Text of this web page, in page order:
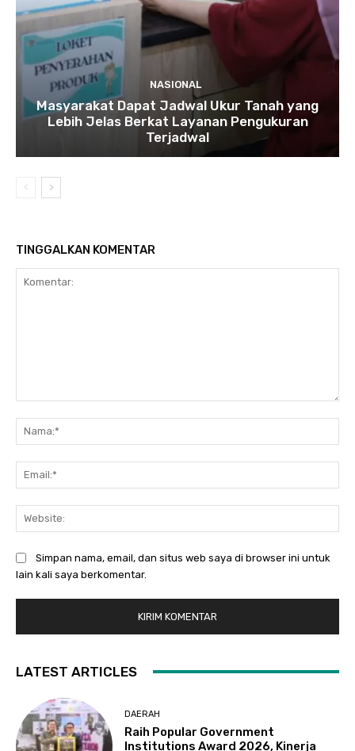
NASIONAL
Masyarakat Dapat Jadwal Ukur Tanah yang
Lebih Jelas Berkat Layanan Pengukuran
Terjadwal
TINGGALKAN KOMENTAR
Simpan nama, email, dan situs web saya di browser ini untuk
lain kali saya berkomentar.
LATEST ARTICLES
DAERAH
Raih Popular Government
Institutions Award 2026, Kinerja